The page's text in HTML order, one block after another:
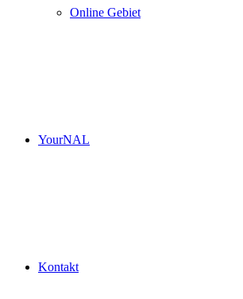
Online Gebiet
YourNAL
Kontakt